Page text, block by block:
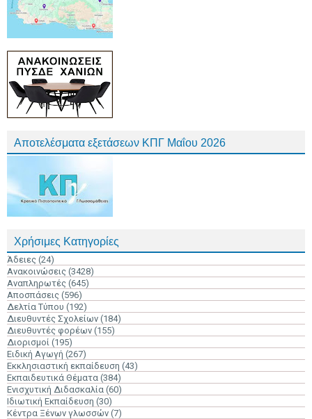
Αποτελέσματα εξετάσεων ΚΠΓ Μαΐου 2026
Χρήσιμες Κατηγορίες
Άδειες (24)
Ανακοινώσεις (3428)
Αναπληρωτές (645)
Αποσπάσεις (596)
Δελτία Τύπου (192)
Διευθυντές Σχολείων (184)
Διευθυντές φορέων (155)
Διορισμοί (195)
Ειδική Αγωγή (267)
Εκκλησιαστική εκπαίδευση (43)
Εκπαιδευτικά Θέματα (384)
Ενισχυτική Διδασκαλία (60)
Ιδιωτική Εκπαίδευση (30)
Κέντρα Ξένων γλωσσών (7)